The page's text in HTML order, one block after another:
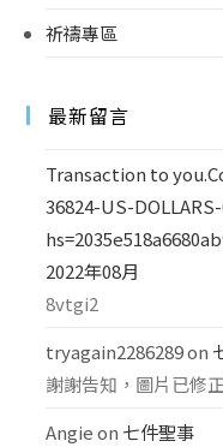
祈禱專區
最新留言
Transaction to
36824-US-
2022年08月
8vtgi2
tryagain2286289on
謝謝告知，圖片已修
Angie on 七件聖事